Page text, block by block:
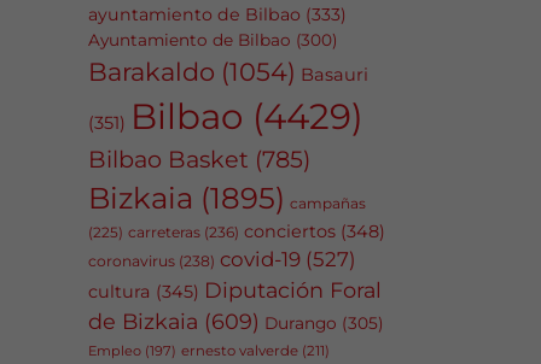
ayuntamiento de Bilbao (333)
Ayuntamiento de Bilbao (300)
Barakaldo (1054) Basauri
(351) Bilbao (4429)
Bilbao Basket (785)
Bizkaia (1895) campañas
(225) carreteras (236) conciertos (348)
coronavirus (238) covid-19 (527)
cultura (345) Diputación Foral
de Bizkaia (609) Durango (305)
Empleo (197) ernesto valverde (211)